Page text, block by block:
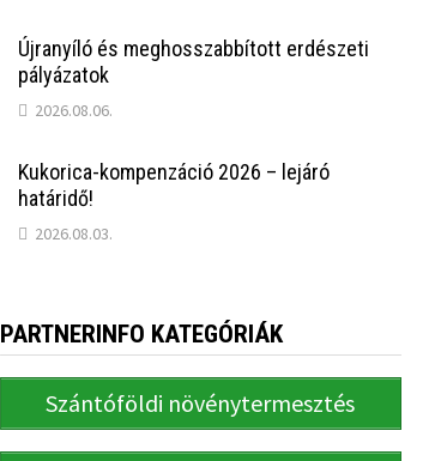
Újranyíló és meghosszabbított erdészeti
pályázatok
2026.08.06.
Kukorica-kompenzáció 2026 – lejáró
határidő!
2026.08.03.
PARTNERINFO KATEGÓRIÁK
Szántóföldi növénytermesztés